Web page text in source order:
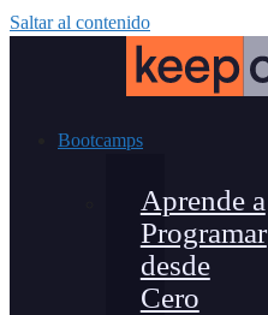
Saltar al contenido
Bootcamps
Aprende a
Programar
desde
Cero